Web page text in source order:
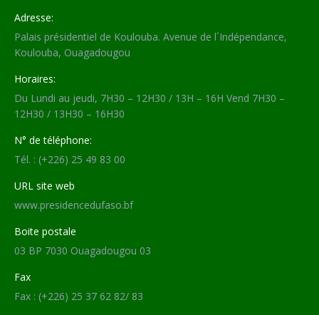
Adresse:
Palais présidentiel de Koulouba. Avenue de l´Indépendance,
Koulouba, Ouagadougou
Horaires:
Du Lundi au jeudi, 7H30 – 12H30 / 13H – 16H Vend 7H30 –
12H30 / 13H30 – 16H30
N° de téléphone:
Tél. : (+226) 25 49 83 00
URL site web
www.presidencedufaso.bf
Boite postale
03 BP 7030 Ouagadougou 03
Fax
Fax : (+226) 25 37 62 82/ 83